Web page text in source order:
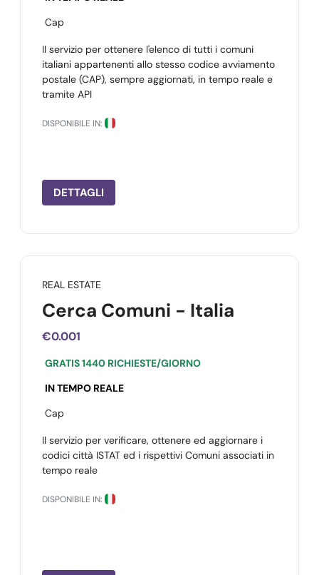
Cap
Il servizio per ottenere l'elenco di tutti i comuni
italiani appartenenti allo stesso codice avviamento
postale (CAP), sempre aggiornati, in tempo reale e
tramite API
DISPONIBILE IN:
DETTAGLI
REAL ESTATE
Cerca Comuni - Italia
€0.001
GRATIS 1440 RICHIESTE/GIORNO
IN TEMPO REALE
Cap
Il servizio per verificare, ottenere ed aggiornare i
codici città ISTAT ed i rispettivi Comuni associati in
tempo reale
DISPONIBILE IN: